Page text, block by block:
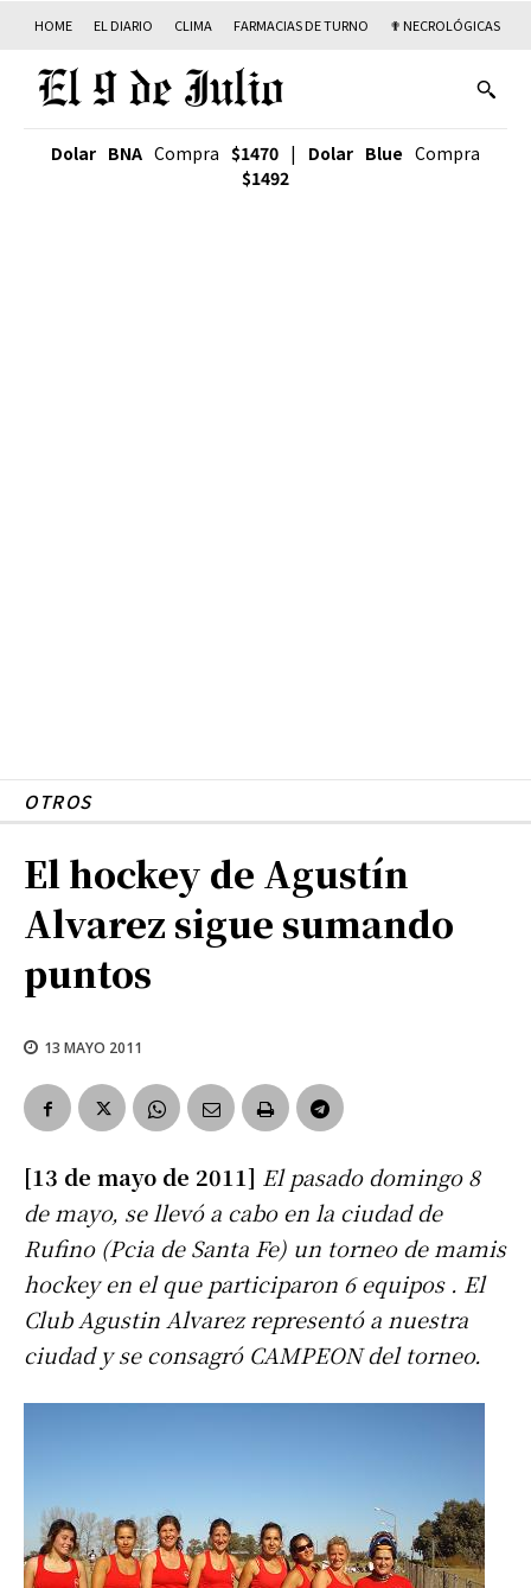
HOME EL DIARIO CLIMA FARMACIAS DE TURNO ✟ NECROLÓGICAS
Dolar BNA Compra $1470 | Dolar Blue Compra
$1492
OTROS
El hockey de Agustín
Alvarez sigue sumando
puntos
13 MAYO 2011
[13 de mayo de 2011] El pasado domingo 8
de mayo, se llevó a cabo en la ciudad de
Rufino (Pcia de Santa Fe) un torneo de mamis
hockey en el que participaron 6 equipos . El
Club Agustin Alvarez representó a nuestra
ciudad y se consagró CAMPEON del torneo.